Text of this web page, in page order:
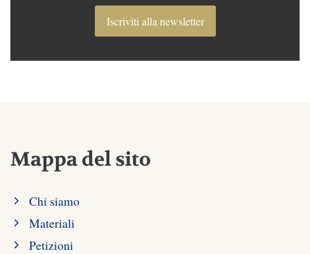
Iscriviti alla newsletter
Mappa del sito
Chi siamo
Materiali
Petizioni